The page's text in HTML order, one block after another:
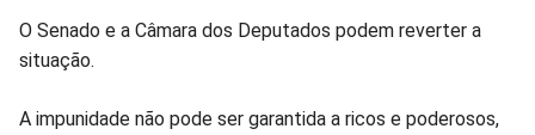
O Senado e a Câmara dos Deputados podem reverter a
situação.
A impunidade não pode ser garantida a ricos e poderosos,